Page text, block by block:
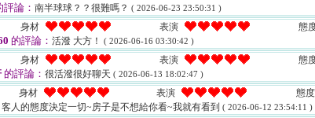
評論： 南半球球？？很難嗎？ ( 2026-06-23 23:50:31 )
身材 表演 態
的評論： 活潑 大方！ ( 2026-06-16 03:30:42 )
身材 表演 態
的評論： 很活潑很好聊天 ( 2026-06-13 18:02:47 )
身材 表演 態度
客人的態度決定一切~房子是不想給你看~我就有看到 ( 2026-06-12 23:54:11 )